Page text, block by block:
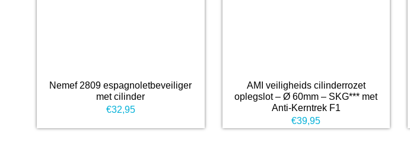
Nemef 2809 espagnoletbeveiliger
met cilinder
€32,95
AMI veiligheids cilinderrozet
oplegslot – Ø 60mm – SKG*** met
Anti-Kerntrek F1
€39,95